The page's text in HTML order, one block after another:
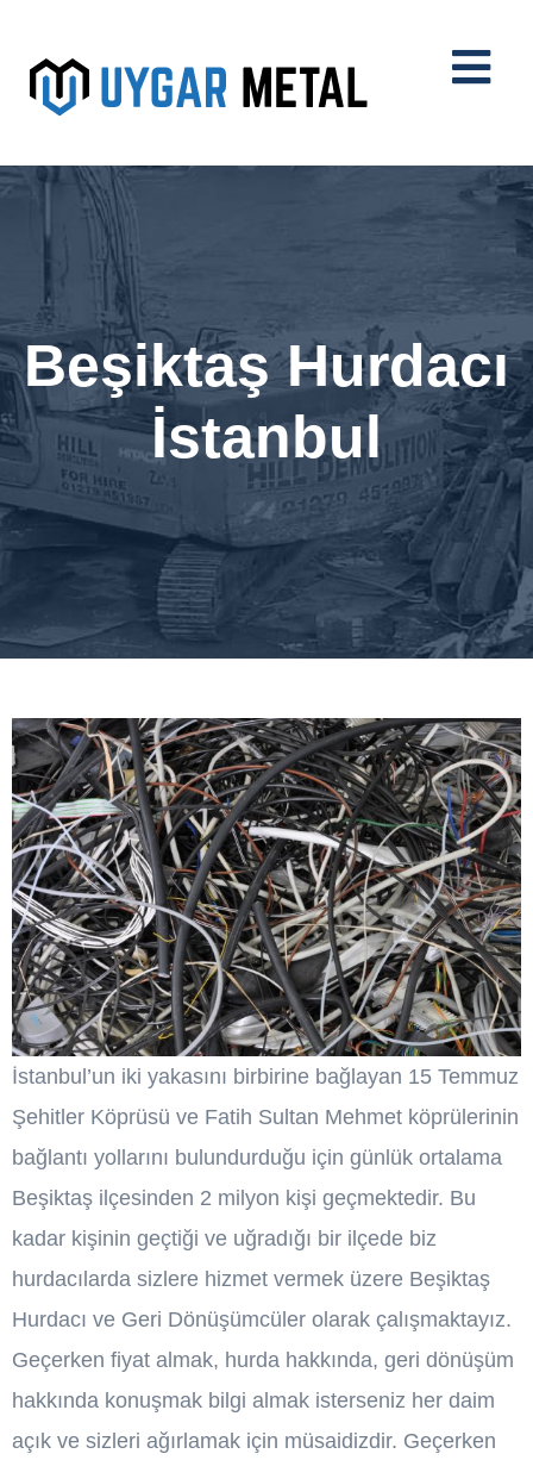
Beşiktaş Hurdacı
İstanbul
İstanbul’un iki yakasını birbirine bağlayan 15 Temmuz
Şehitler Köprüsü ve Fatih Sultan Mehmet köprülerinin
bağlantı yollarını bulundurduğu için günlük ortalama
Beşiktaş ilçesinden 2 milyon kişi geçmektedir. Bu
kadar kişinin geçtiği ve uğradığı bir ilçede biz
hurdacılarda sizlere hizmet vermek üzere Beşiktaş
Hurdacı ve Geri Dönüşümcüler olarak çalışmaktayız.
Geçerken fiyat almak, hurda hakkında, geri dönüşüm
hakkında konuşmak bilgi almak isterseniz her daim
açık ve sizleri ağırlamak için müsaidizdir. Geçerken